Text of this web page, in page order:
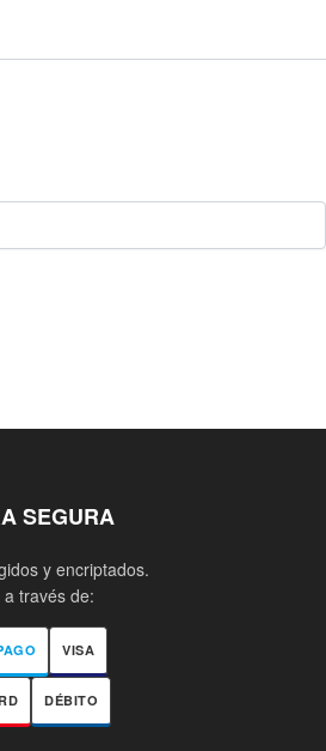
SEGURA
y encriptados.
través de:
VISA
DÉBITO